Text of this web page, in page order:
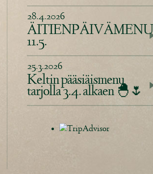
28.4.2026
ÄITIENPÄIVÄMENU
11.5.
25.3.2026
Keltin pääsiäismenu
tarjolla 3.4. alkaen 🐣🌷